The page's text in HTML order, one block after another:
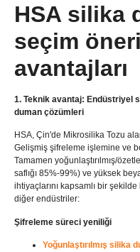
HSA silika
seçim
avantajları
1. Teknik avantaj: Endüstriyel
duman çözümleri
HSA, Çin'de Mikrosilika Tozu
Gelişmiş şifreleme işlemine ve
Tamamen yoğunlaştırılmış/
saflığı 85%-99%) ve yüksek
ihtiyaçlarını kapsamlı bir
diğer endüstriler:
Şifreleme süreci yeniliği
Yoğunlaştırılmış silika